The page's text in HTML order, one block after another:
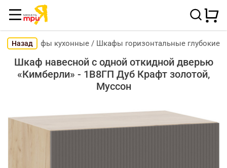
НазадШкафы кухонные / Шкафы горизонтальные глубокие
Шкаф навесной c одной откидной дверью
«Кимберли» - 1В8ГП Дуб Крафт золотой,
Муссон